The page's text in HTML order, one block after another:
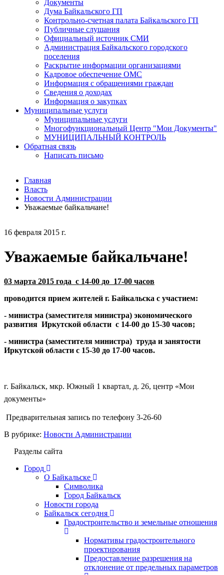
16 февраля 2015 г.
Уважаемые байкальчане!
03 марта 2015 года с 14-00 до 17-00 часов
проводится прием жителей г. Байкальска с участием:
- министра (заместителя министра) экономического
развития Иркутской области с 14-00 до 15-30 часов;
- министра (заместителя министра) труда и занятости
Иркутской области с 15-30 до 17-00 часов.
г. Байкальск, мкр. Южный 1 квартал, д. 26, центр «Мои
документы»
Предварительная запись по телефону 3-26-60
В рубрике: Новости Администрации
Разделы сайта
Город
О Байкальске
Символика
Город Байкальск
Новости города
Байкальск сегодня
Градостроительство и земельные отношения
Нормативы градостроительного
проектирования
Предоставление разрешения на
отклонение от предельных параметров
Документы
Дума Байкальского ГП
Контрольно-счетная палата Байкальского ГП
Публичные слушания
Официальный источник СМИ
Администрация Байкальского городского
поселения
Раскрытие информации организациями
Кадровое обеспечение ОМС
Информация с обращениями граждан
Сведения о доходах
Информация о закупках
Муниципальные услуги
Муниципальные услуги
Многофункциональный Центр "Мои Документы"
МУНИЦИПАЛЬНЫЙ КОНТРОЛЬ
Обратная связь
Написать письмо
Главная
Власть
Новости Администрации
Уважаемые байкальчане!